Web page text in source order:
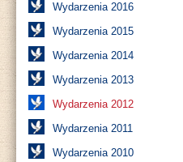
Wydarzenia 2016
Wydarzenia 2015
Wydarzenia 2014
Wydarzenia 2013
Wydarzenia 2012
Wydarzenia 2011
Wydarzenia 2010